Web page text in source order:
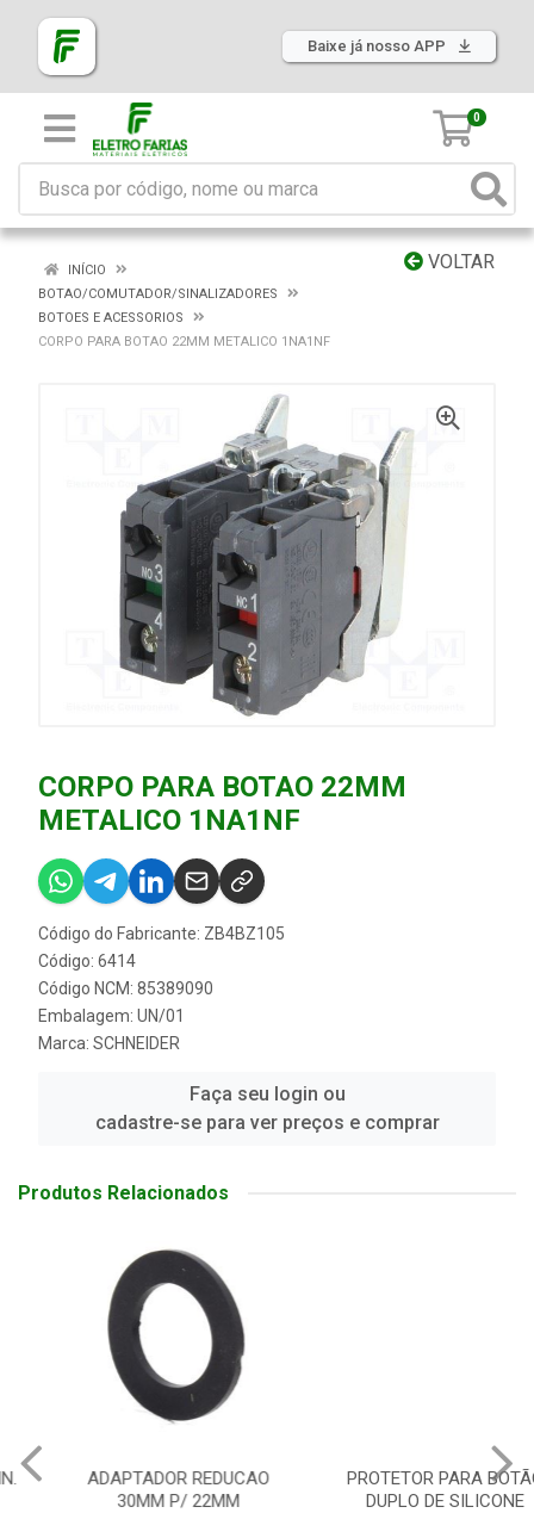
Baixe já nosso APP
0
VOLTAR
INÍCIO
BOTAO/COMUTADOR/SINALIZADORES
BOTOES E ACESSORIOS
CORPO PARA BOTAO 22MM METALICO 1NA1NF
CORPO PARA BOTAO 22MM
METALICO 1NA1NF
Código do Fabricante: ZB4BZ105
Código: 6414
Código NCM: 85389090
Embalagem: UN/01
Marca: SCHNEIDER
Faça seu login ou
cadastre-se para ver preços e comprar
Produtos Relacionados
ADAPTADOR REDUCAO
30MM P/ 22MM
PROTETOR PARA BOTÃO
DUPLO DE SILICONE